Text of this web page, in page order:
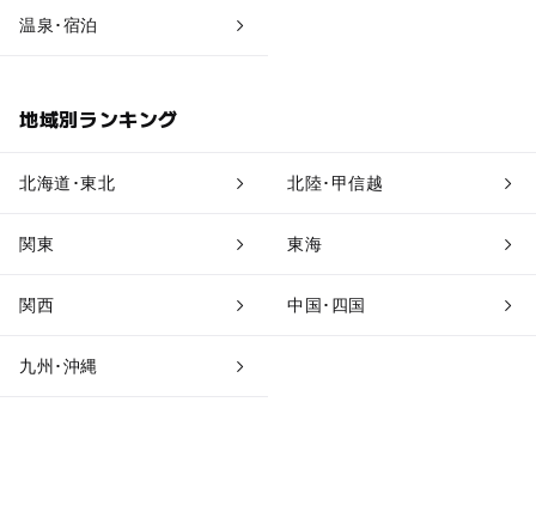
温泉･宿泊
地域別ランキング
北海道･東北 北陸･甲信越
関東 東海
関西 中国･四国
九州･沖縄